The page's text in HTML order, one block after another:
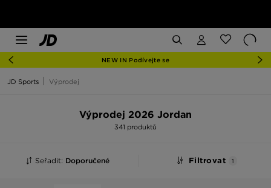
NEW IN Podívejte se
JD Sports Výprodej
Výprodej 2026 Jordan
341 produktů
Seřadit: Doporučené Filtrovat 1